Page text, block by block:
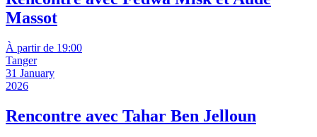
Massot
À partir de 19:00
Tanger
31 January
2026
Rencontre avec Tahar Ben Jelloun